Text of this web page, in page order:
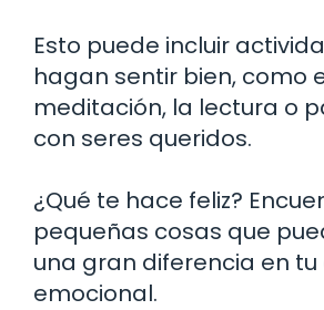
Esto puede incluir
hagan sentir bien, como
meditación, la lectura o
con seres queridos.
¿Qué te hace feliz?
pequeñas cosas que
una gran diferencia en
emocional.